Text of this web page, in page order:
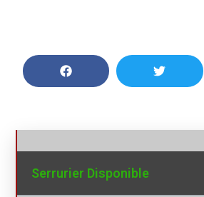
Serrurier Disponible